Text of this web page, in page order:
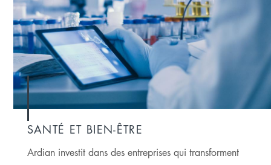
SANTÉ ET BIEN-ÊTRE
Ardian investit dans des entreprises qui transforment